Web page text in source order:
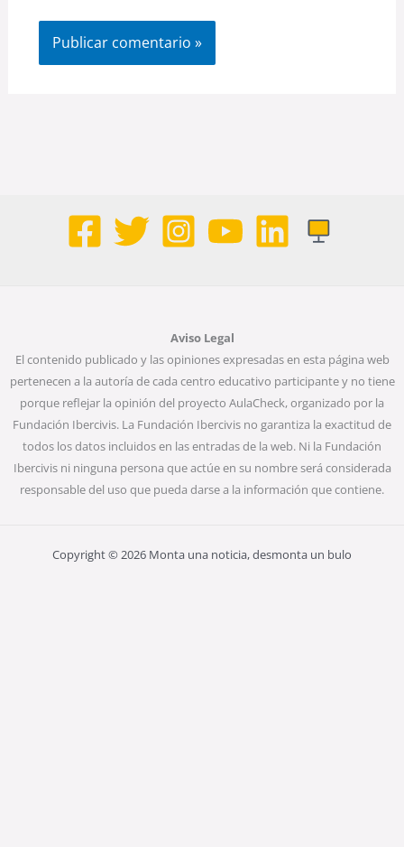
Aviso Legal
El contenido publicado y las opiniones expresadas en esta página web
pertenecen a la autoría de cada centro educativo participante y no tiene
porque reflejar la opinión del proyecto AulaCheck, organizado por la
Fundación Ibercivis. La Fundación Ibercivis no garantiza la exactitud de
todos los datos incluidos en las entradas de la web. Ni la Fundación
Ibercivis ni ninguna persona que actúe en su nombre será considerada
responsable del uso que pueda darse a la información que contiene.
Copyright © 2026 Monta una noticia, desmonta un bulo